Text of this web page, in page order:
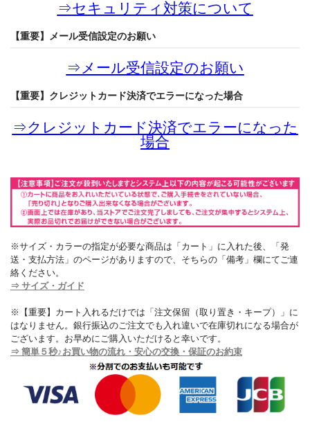
⇒セキュリティ対策について
【重要】メール受信設定のお願い
⇒メール受信設定のお願い
【重要】クレジットカード決済でエラーになった場合
⇒クレジットカード決済でエラーになった
場合
※サイズ・カラーの指定が必要な商品は「カート」に入れた後、「発
送・支払方法」のページがありますので、そちらの「備考」欄にてご連
絡ください。
⇒ サイズ・ガイド
※【重要】カート入れるだけでは「注文保留（取り置き・キープ）」に
はなりません。銀行振込のご注文でも入れ違いで在庫切れになる場合が
ございます。お早めにご購入いただけると幸いです。
⇒ 簡単５秒♪お買い物の流れ・安心の交換・保証のお約束